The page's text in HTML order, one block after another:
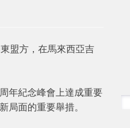
盟方，在馬來西亞吉
年紀念峰會上達成重要
面的重要舉措。